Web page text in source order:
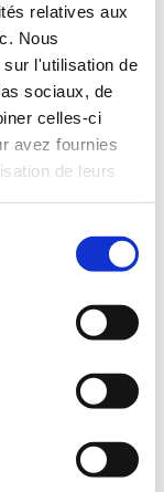
relatives aux
Nous
l'utilisation de
sociaux, de
celles-ci
avez fournies
de leurs
contrôler le